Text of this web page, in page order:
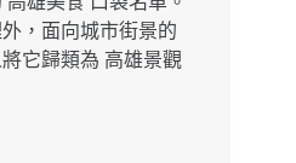
，面向城市街景的
它歸類為 高雄景觀